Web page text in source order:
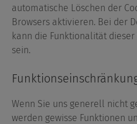
automatische Löschen der
Browsers aktivieren. Bei der
kann die Funktionalität
sein.
Wenn Sie uns generell nicht
werden gewisse Funktionen